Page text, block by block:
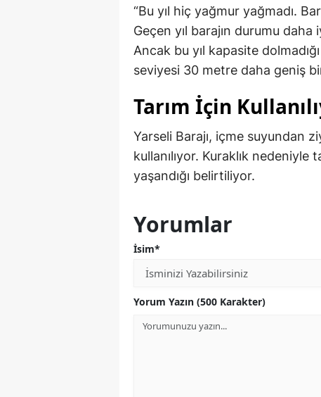
“Bu yıl hiç yağmur yağmadı.
Geçen yıl barajın durumu daha
Ancak bu yıl kapasite
seviyesi 30 metre daha geniş
Tarım İçin
Yarseli Barajı, içme suyundan
kullanılıyor. Kuraklık nedeniyle
yaşandığı belirtiliyor.
Yorumlar
İsim*
Yorum Yazın (500 Karakter)